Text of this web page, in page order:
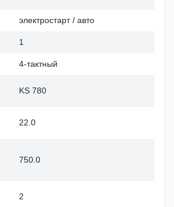
электростарт / авто
1
4-тактный
KS 780
22.0
750.0
2